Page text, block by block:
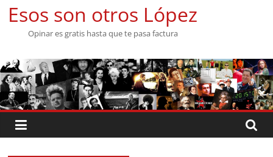
Saltar
contenido
Esos son otros López
Opinar es gratis hasta que te pasa factura